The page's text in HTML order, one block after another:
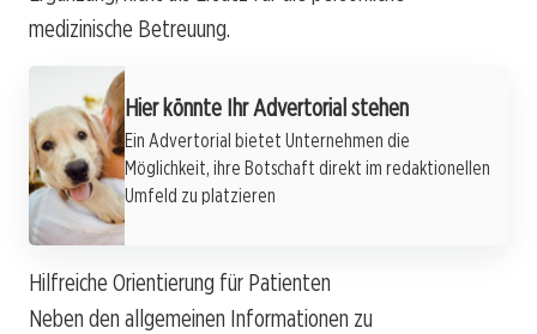
medizinische Betreuung.
Hier könnte Ihr Advertorial stehen
Ein Advertorial bietet Unternehmen die
Möglichkeit, ihre Botschaft direkt im redaktionellen
Umfeld zu platzieren
Hilfreiche Orientierung für Patienten
Neben den allgemeinen Informationen zu